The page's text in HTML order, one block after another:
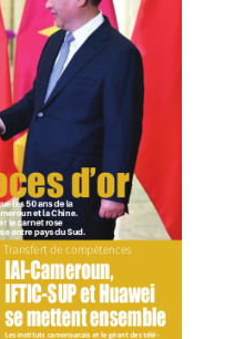
et continuent de
de l’Afrique.
la Chine a fourni à
dans la mesure
à la construction de
ferrées, de plus de 6
plus de 80 projets
échelle. Parmi eux,
participé à
du projet de câble